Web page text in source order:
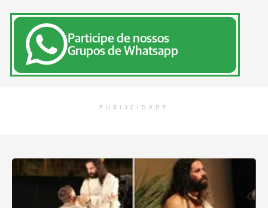
Participe de nossos
Grupos de Whatsapp
PUBLICIDADE